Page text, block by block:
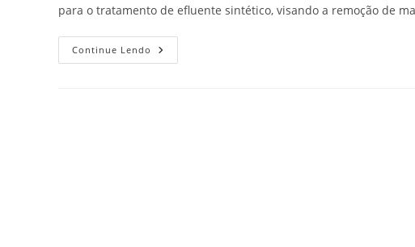
para o tratamento de efluente sintético, visando a remoção de
Continue Lendo